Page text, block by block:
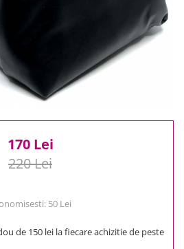
170 Lei
220 Lei
50 Lei
de 150 lei la fiecare achizitie de peste